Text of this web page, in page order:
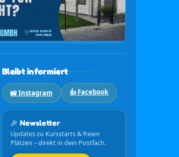
Bleibt informiert
📸 Instagram 👍 Facebook
🎉 Newsletter
Updates zu Kursstarts & freien
Plätzen – direkt in dein Postfach.